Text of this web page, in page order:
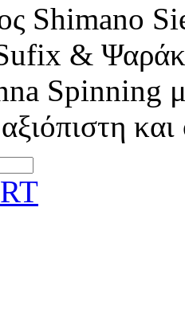
Shimano
&
Spinning